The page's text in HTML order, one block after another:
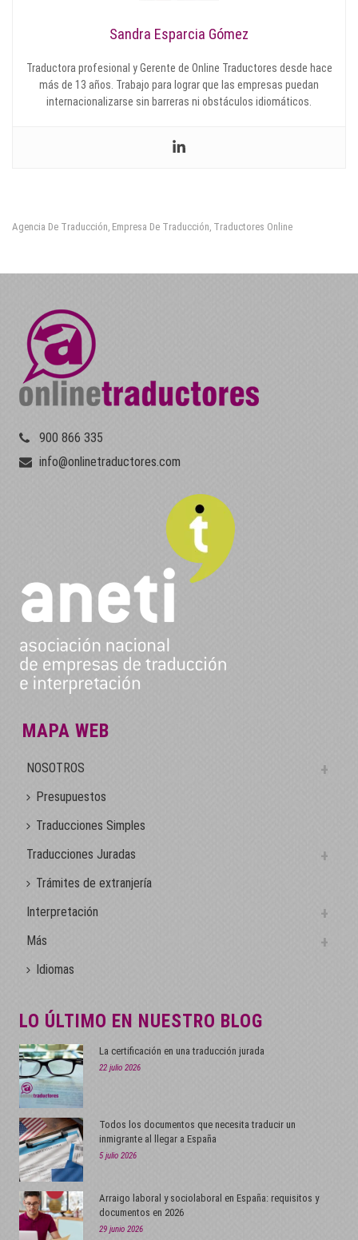
Sandra Esparcia Gómez
Traductora profesional y Gerente de Online Traductores desde hace
más de 13 años. Trabajo para lograr que las empresas puedan
internacionalizarse sin barreras ni obstáculos idiomáticos.
Agencia De Traducción, Empresa De Traducción, Traductores Online
900 866 335
info@onlinetraductores.com
MAPA WEB
NOSOTROS
Presupuestos
Traducciones Simples
Traducciones Juradas
Trámites de extranjería
Interpretación
Más
Idiomas
LO ÚLTIMO EN NUESTRO BLOG
La certificación en una traducción jurada
22 julio 2026
Todos los documentos que necesita traducir un
inmigrante al llegar a España
5 julio 2026
Arraigo laboral y sociolaboral en España: requisitos y
documentos en 2026
29 junio 2026